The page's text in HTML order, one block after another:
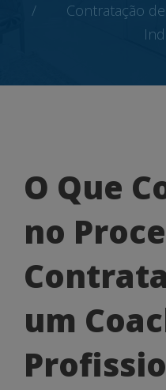
Contratação
O
Que
Considerar
no
Processo
de
O Que
no
um